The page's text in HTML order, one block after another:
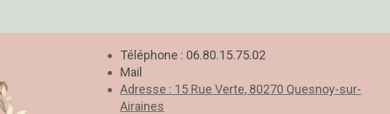
Téléphone : 06.80.15.75.02
Mail
Adresse : 15 Rue Verte, 80270 Quesnoy-sur-
Airaines